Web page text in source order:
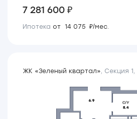
7 281 600 ₽
Ипотека от 14 075 ₽/мес.
ЖК «Зеленый квартал», Секция 1,